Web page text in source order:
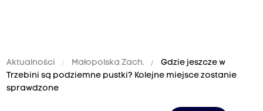
Aktualności Małopolska Zach.
Gdzie jeszcze w
Trzebini są podziemne pustki? Kolejne miejsce zostanie
sprawdzone